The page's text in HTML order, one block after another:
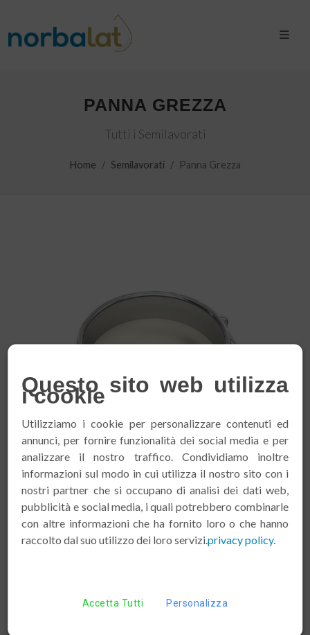
PANNA GREZZA
Tutti i Semilavorati
Home Semilavorati Panna Grezza
Panna Grezza
casearia. Può essere prodotta per affioramento o per
Questo sito web utilizza
i cookie
Utilizziamo i cookie per personalizzare contenuti ed
annunci, per fornire funzionalità dei social media e per
analizzare il nostro traffico. Condividiamo inoltre
informazioni sul modo in cui utilizza il nostro sito con i
nostri partner che si occupano di analisi dei dati web,
pubblicità e social media, i quali potrebbero combinarle
con altre informazioni che ha fornito loro o che hanno
raccolto dal suo utilizzo dei loro servizi.privacy policy.
Accetta Tutti Personalizza